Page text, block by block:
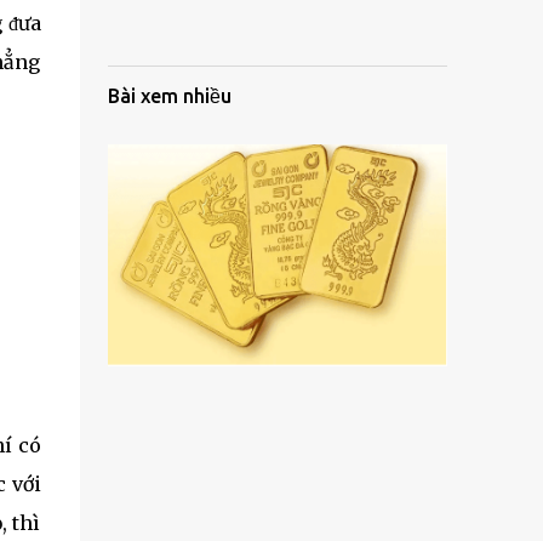
có
với
thì
Bài xem nhiều